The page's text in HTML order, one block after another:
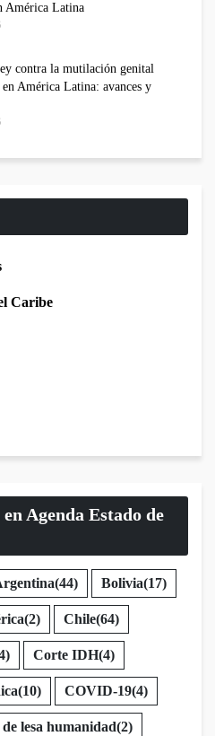
América Latina
contra la mutilación genital
América Latina: avances y
Caribe
Agenda Estado de
(44) Bolivia(17)
(2) Chile(64)
Corte IDH(4)
(10) COVID-19(4)
lesa humanidad(2)